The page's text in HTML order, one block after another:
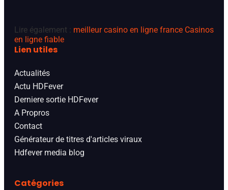
Lire également : meilleur casino en ligne france Casinos
en ligne fiable
Lien utiles
Actualités
Actu HDFever
Derniere sortie HDFever
A Propros
Contact
Générateur de titres d'articles viraux
Hdfever media blog
Catégories